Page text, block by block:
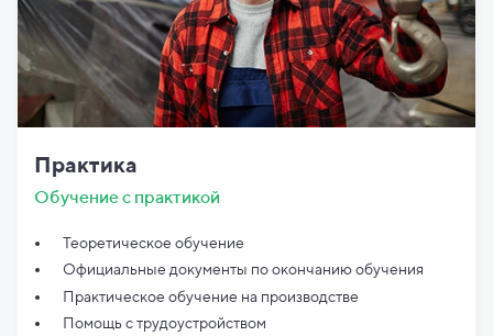
Практика
Обучение с практикой
Теоретическое обучение
Официальные документы поокончанию обучения
Практическое обучение на производстве
Помощь с трудоустройством